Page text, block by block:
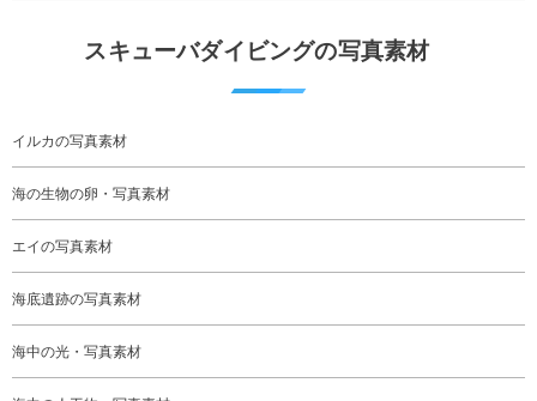
スキューバダイビングの写真素材
イルカの写真素材
海の生物の卵・写真素材
エイの写真素材
海底遺跡の写真素材
海中の光・写真素材